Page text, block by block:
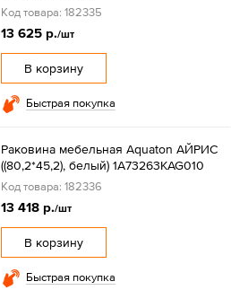
Код товара: 182335
13 625 р./шт
В корзину
Быстрая покупка
Раковина мебельная Aquaton АЙРИС
((80,2*45,2), белый) 1A73263KAG010
Код товара: 182336
13 418 р./шт
В корзину
Быстрая покупка